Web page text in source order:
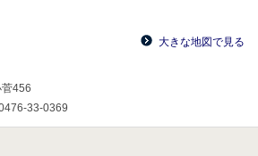
大きな地図で見る
456
33-0369